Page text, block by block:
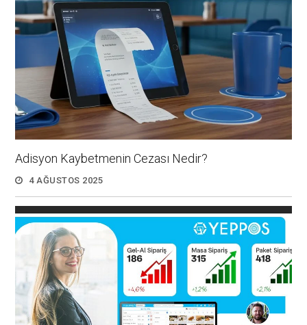
Adisyon Kaybetmenin Cezası Nedir?
4 AĞUSTOS 2025